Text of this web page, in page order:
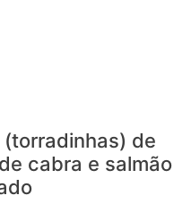
(torradinhas) de
cabra e salmão